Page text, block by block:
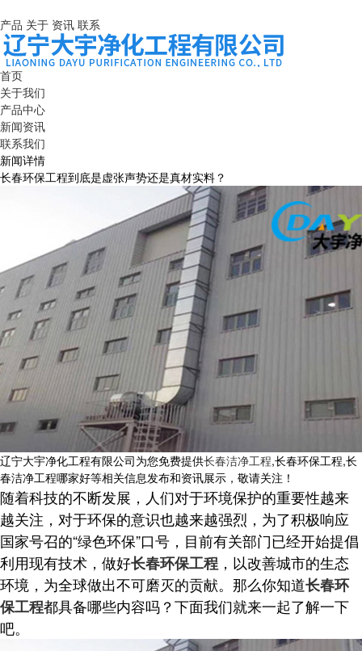
产品 关于 资讯 联系
首页
关于我们
产品中心
新闻资讯
联系我们
新闻详情
长春环保工程到底是虚张声势还是真材实料？
辽宁大宇净化工程有限公司为您免费提供长春洁净工程,长春环保工程,长
春洁净工程哪家好等相关信息发布和资讯展示，敬请关注！
随着科技的不断发展，人们对于环境保护的重要性越来
越关注，对于环保的意识也越来越强烈，为了积极响应
国家号召的“绿色环保”口号，目前有关部门已经开始提倡
利用现有技术，做好长春环保工程 ，以改善城市的生态
环境，为全球做出不可磨灭的贡献。那么你知道长春环
保工程都具备哪些内容吗？下面我们就来一起了解一下
吧。